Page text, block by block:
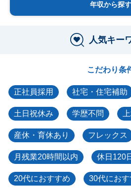
年収から探す
人気キー
こだわり条
正社員採用 社宅・住宅補助
土日祝休み 学歴不問
産休・育休あり フレックス
月残業20時間以内 休日120
20代におすすめ 30代におす